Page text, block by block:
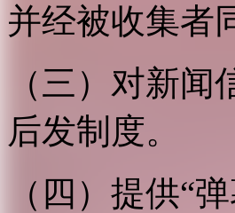
并经被收集者
（三）对新
后发制度。
（四）提供“